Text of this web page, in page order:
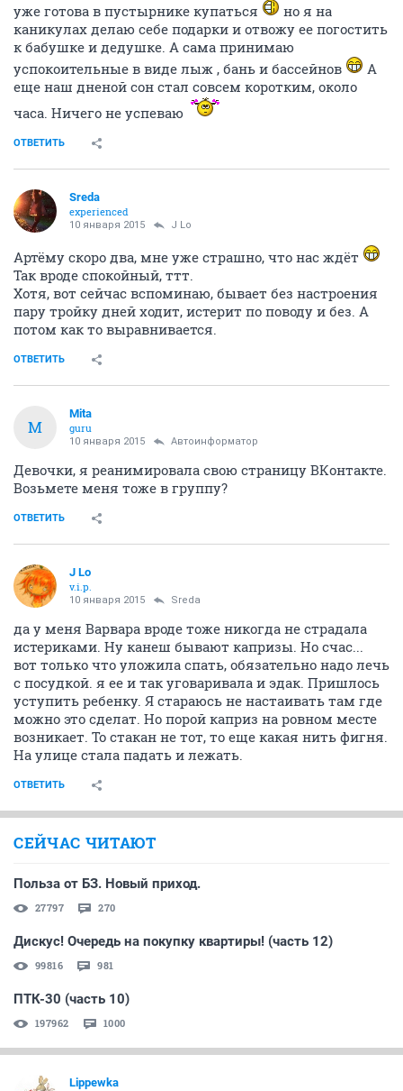
уже готова в пустырнике купаться
но я на
каникулах делаю себе подарки и отвожу ее погостить
к бабушке и дедушке. А сама принимаю
успокоительные в виде лыж , бань и бассейнов
А
еще наш дненой сон стал совсем коротким, около
часа. Ничего не успеваю
ОТВЕТИТЬ
Sreda
experienced
10 января 2015 J Lo
Артёму скоро два, мне уже страшно, что нас ждёт
Так вроде спокойный, ттт.
Хотя, вот сейчас вспоминаю, бывает без настроения
пару тройку дней ходит, истерит по поводу и без. А
потом как то выравнивается.
ОТВЕТИТЬ
M
Mita
guru
10 января 2015 Автоинформатор
Девочки, я реанимировала свою страницу ВКонтакте.
Возьмете меня тоже в группу?
ОТВЕТИТЬ
J Lo
v.i.p.
10 января 2015 Sreda
да у меня Варвара вроде тоже никогда не страдала
истериками. Ну канеш бывают капризы. Но счас...
вот только что уложила спать, обязательно надо лечь
с посудкой. я ее и так уговаривала и эдак. Пришлось
уступить ребенку. Я стараюсь не настаивать там где
можно это сделат. Но порой каприз на ровном месте
возникает. То стакан не тот, то еще какая нить фигня.
На улице стала падать и лежать.
ОТВЕТИТЬ
СЕЙЧАС ЧИТАЮТ
Польза от БЗ. Новый приход.
27797 270
Дискус! Очередь на покупку квартиры! (часть 12)
99816 981
ПТК-30 (часть 10)
197962 1000
Lippewka